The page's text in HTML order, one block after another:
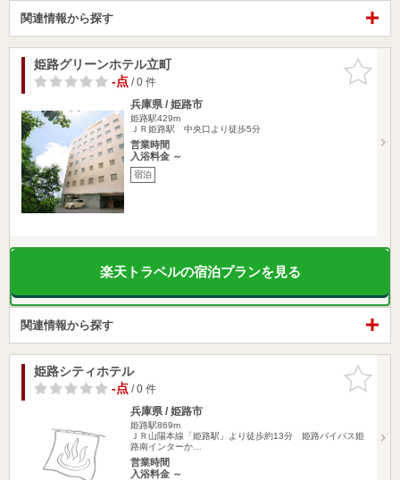
関連情報から探す
お気に入
りに追加
姫路グリーンホテル立町
-点/ 0 件
兵庫県 / 姫路市
姫路駅429m
ＪＲ姫路駅 中央口より徒歩5分
営業時間
入浴料金 ～
宿泊
楽天トラベルの宿泊プランを見る
関連情報から探す
お気に入
りに追加
姫路シティホテル
-点/ 0 件
兵庫県 / 姫路市
姫路駅869m
ＪＲ山陽本線「姫路駅」より徒歩約13分 姫路バイパス姫
路南インターか…
営業時間
入浴料金 ～